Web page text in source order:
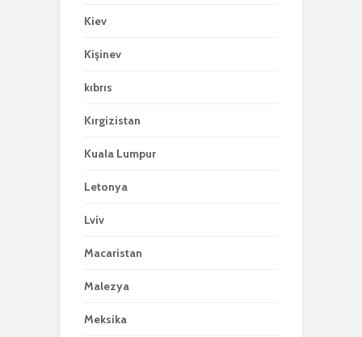
Kiev
Kişinev
kıbrıs
Kırgizistan
Kuala Lumpur
Letonya
Lviv
Macaristan
Malezya
Meksika